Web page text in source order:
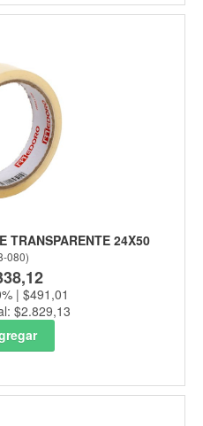
TRANSPARENTE 24X50
080)
| $491,01
$2.829,13